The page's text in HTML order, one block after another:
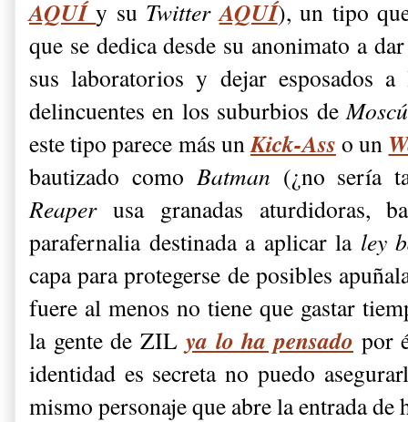
AQUÍy su TwitterAQUÍ), un tipo
que se dedica desde su anonimato a
sus laboratorios y dejar esposados
delincuentes en los suburbios de Moscú
este tipo parece más un Kick-Ass o un
bautizado como Batman (¿no sería
Reaper usa granadas aturdidoras,
parafernalia destinada a aplicar la ley
capa para protegerse de posibles
fuere al menos no tiene que gastar
la gente de ZIL ya lo ha pensado por
identidad es secreta no puedo
mismo personaje que abre la entrada de